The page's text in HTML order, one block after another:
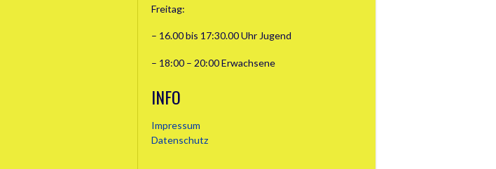
Freitag:
– 16.00 bis 17:30.00 Uhr Jugend
– 18:00 – 20:00 Erwachsene
INFO
Impressum
Datenschutz